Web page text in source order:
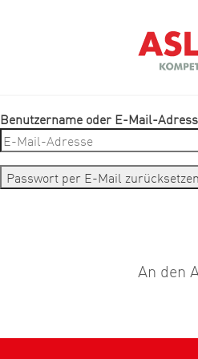
Suche
Benutzername oder E-Mail-
An den